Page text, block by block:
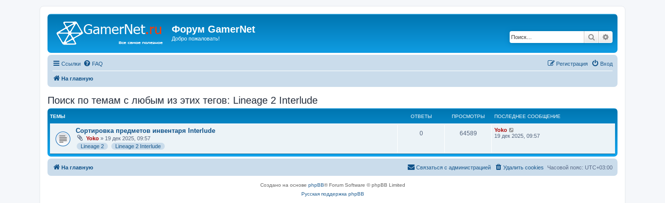
Форум GamerNet
Добро пожаловать! Поиск
Ссылки FAQ Вход
Регистрация
На главную
Поиск по темам с любым из этих тегов: Lineage 2 Interlude
ТЕМЫ ОТВЕТЫ ПРОСМОТРЫ ПОСЛЕДНЕЕ СООБЩЕНИЕ
Сортировка предметов инвентаря Interlude
Yoko » 19 дек 2025, 09:57
Lineage 2
Lineage 2 Interlude
0 64589
Yoko
19 дек 2025, 09:57
На главную Часовой пояс: UTC+03:00
Удалить cookies
Связаться с администрацией
Создано на основе phpBB® Forum Software © phpBB Limited
Русская поддержка phpBB